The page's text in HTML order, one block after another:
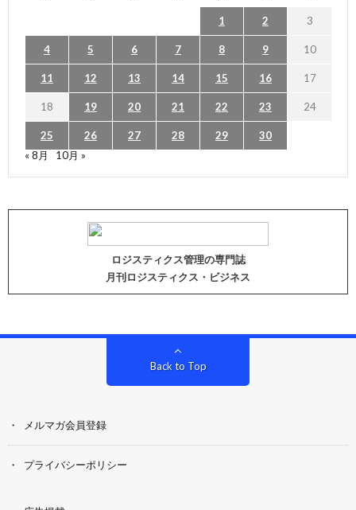
1 2 3
4 5 6 7 8 9 10
11 12 13 14 15 16 17
18 19 20 21 22 23 24
25 26 27 28 29
30
« 8月
10月 »
ロジスティクス管理の専門誌
月刊ロジスティクス・ビジネス
Back to Top
メルマガ会員登録
プライバシーポリシー